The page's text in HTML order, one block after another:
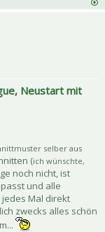
Neustart mit
selber aus
(ich wünschte,
noch nicht, ist
und alle
Mal direkt
zwecks alles schön